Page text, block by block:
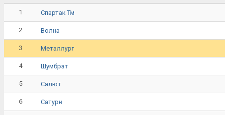
1 Спартак Тм
2 Волна
3 Металлург
4 Шумбрат
5 Салют
6 Сатурн